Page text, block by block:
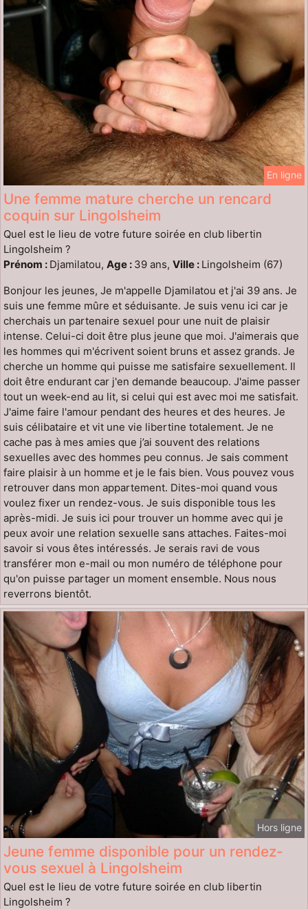
En ligne
Une femme mature cherche un rencard
coquin sur Lingolsheim
Quel est le lieu de votre future soirée en club libertin
Lingolsheim ?
Prénom : Djamilatou, Age : 39 ans, Ville : Lingolsheim (67)
Bonjour les jeunes, Je m'appelle Djamilatou et j'ai 39 ans. Je
suis une femme mûre et séduisante. Je suis venu ici car je
cherchais un partenaire sexuel pour une nuit de plaisir
intense. Celui-ci doit être plus jeune que moi. J'aimerais que
les hommes qui m'écrivent soient bruns et assez grands. Je
cherche un homme qui puisse me satisfaire sexuellement. Il
doit être endurant car j'en demande beaucoup. J'aime passer
tout un week-end au lit, si celui qui est avec moi me satisfait.
J'aime faire l'amour pendant des heures et des heures. Je
suis célibataire et vit une vie libertine totalement. Je ne
cache pas à mes amies que j’ai souvent des relations
sexuelles avec des hommes peu connus. Je sais comment
faire plaisir à un homme et je le fais bien. Vous pouvez vous
retrouver dans mon appartement. Dites-moi quand vous
voulez fixer un rendez-vous. Je suis disponible tous les
après-midi. Je suis ici pour trouver un homme avec qui je
peux avoir une relation sexuelle sans attaches. Faites-moi
savoir si vous êtes intéressés. Je serais ravi de vous
transférer mon e-mail ou mon numéro de téléphone pour
qu'on puisse partager un moment ensemble. Nous nous
reverrons bientôt.
Hors ligne
Jeune femme disponible pour un rendez-
vous sexuel à Lingolsheim
Quel est le lieu de votre future soirée en club libertin
Lingolsheim ?